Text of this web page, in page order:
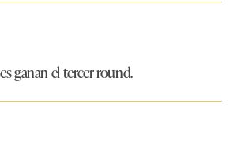
ganan el tercer round.